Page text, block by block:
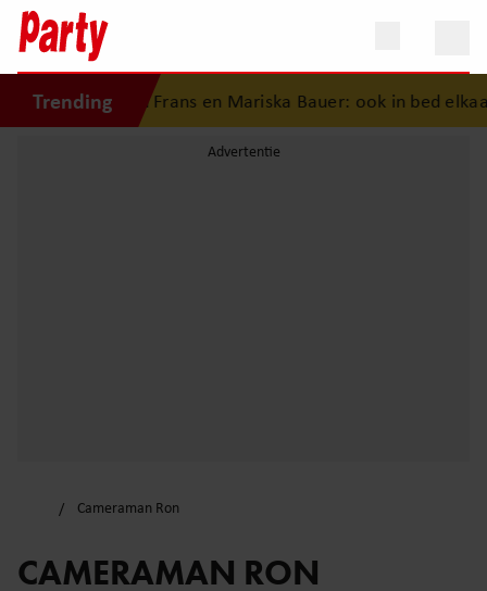
Trendingvan Frans en Mariska Bauer: ook in bed
Cameraman Ron
CAMERAMAN RON